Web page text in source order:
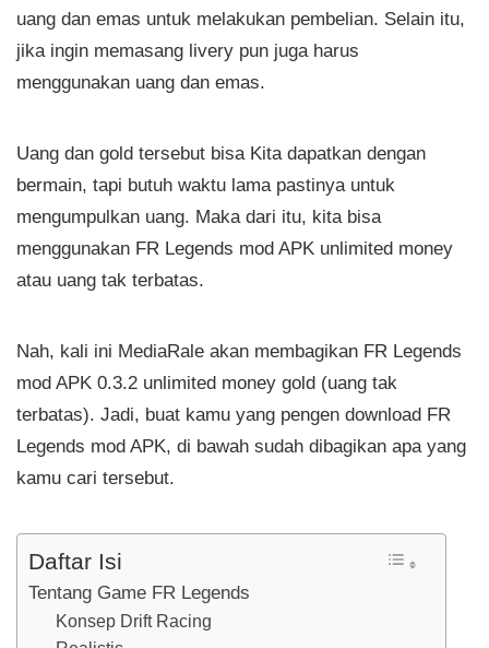
uang dan emas untuk melakukan pembelian. Selain itu,
jika ingin memasang livery pun juga harus
menggunakan uang dan emas.
Uang dan gold tersebut bisa Kita dapatkan dengan
bermain, tapi butuh waktu lama pastinya untuk
mengumpulkan uang. Maka dari itu, kita bisa
menggunakan FR Legends mod APK unlimited money
atau uang tak terbatas.
Nah, kali ini MediaRale akan membagikan FR Legends
mod APK 0.3.2 unlimited money gold (uang tak
terbatas). Jadi, buat kamu yang pengen download FR
Legends mod APK, di bawah sudah dibagikan apa yang
kamu cari tersebut.
Daftar Isi
Tentang Game FR Legends
Konsep Drift Racing